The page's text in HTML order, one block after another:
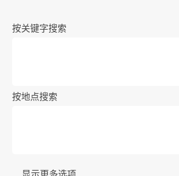
按关键字搜索
按地点搜索